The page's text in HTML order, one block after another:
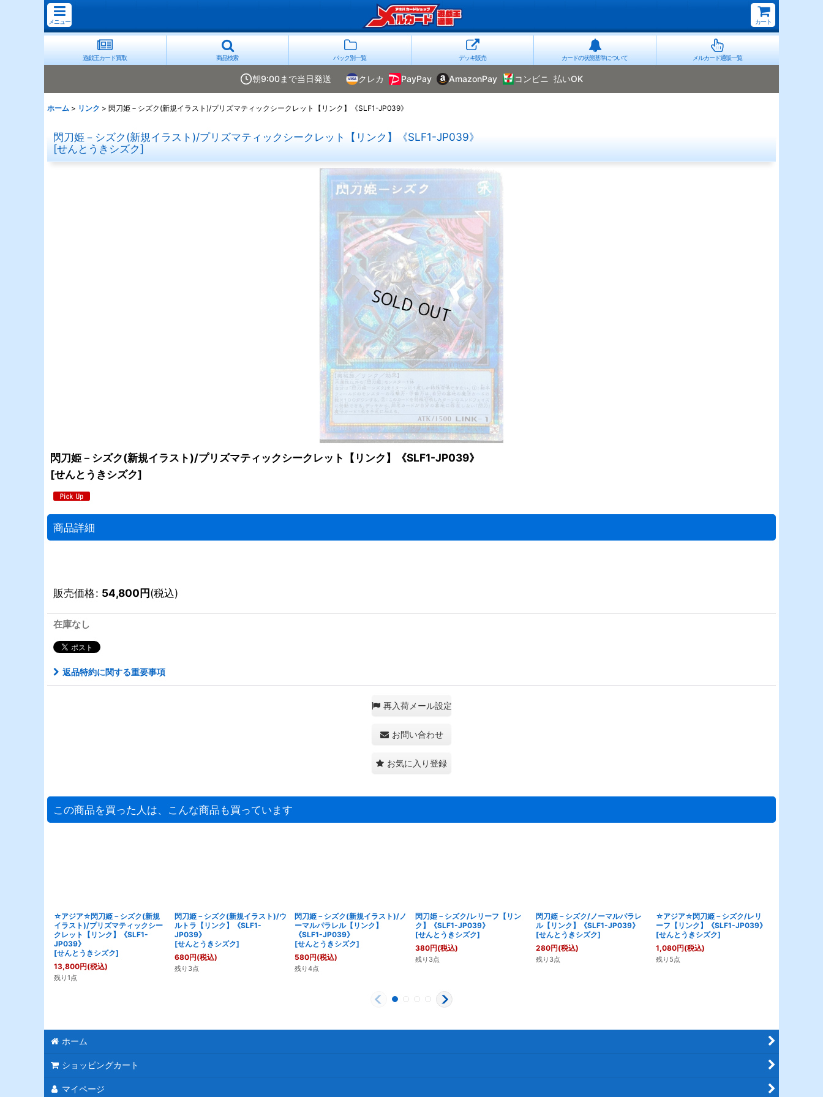
メニュー カート
遊戯王カード買取 商品検索 パック別一覧 デッキ販売 カードの状態基準について メルカード通販一覧
朝9:00まで当日発送 クレカ PayPay AmazonPay コンビニ 払いOK
ホーム > リンク > 閃刀姫－シズク(新規イラスト)/プリズマティックシークレット【リンク】《SLF1-JP039》
閃刀姫－シズク(新規イラスト)/プリズマティックシークレット【リンク】《SLF1-JP039》
[せんとうきシズク]
閃刀姫－シズク(新規イラスト)/プリズマティックシークレット【リンク】《SLF1-JP039》
[せんとうきシズク]
商品詳細
販売価格: 54,800円(税込)
在庫なし
返品特約に関する重要事項
再入荷メール設定
お問い合わせ
お気に入り登録
この商品を買った人は、こんな商品も買っています
☆アジア☆閃刀姫－シズク(新規
イラスト)/プリズマティックシー
クレット【リンク】《SLF1-
JP039》
[せんとうきシズク]
13,800円(税込)
残り1点
閃刀姫－シズク(新規イラスト)/ウ
ルトラ【リンク】《SLF1-
JP039》
[せんとうきシズク]
680円(税込)
残り3点
閃刀姫－シズク(新規イラスト)/ノ
ーマルパラレル【リンク】
《SLF1-JP039》
[せんとうきシズク]
580円(税込)
残り4点
閃刀姫－シズク/レリーフ【リン
ク】《SLF1-JP039》
[せんとうきシズク]
380円(税込)
残り3点
閃刀姫－シズク/ノーマルパラレ
ル【リンク】《SLF1-JP039》
[せんとうきシズク]
280円(税込)
残り3点
☆アジア☆閃刀姫－シズク/レリ
ーフ【リンク】《SLF1-JP039》
[せんとうきシズク]
1,080円(税込)
残り5点
ホーム
ショッピングカート
マイページ